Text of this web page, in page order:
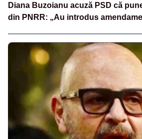
Diana Buzoianu acuză PSD că
din PNRR: „Au introdus